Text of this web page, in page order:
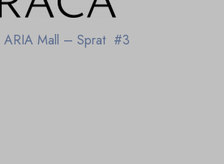
ARIA Mall – Sprat #3